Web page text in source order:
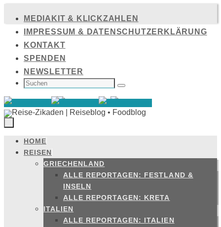
Inhalt
springen
MEDIAKIT & KLICKZAHLEN
IMPRESSUM & DATENSCHUTZERKLÄRUNG
KONTAKT
SPENDEN
NEWSLETTER
SUCHEN
NACH: Suchen
Zum
Inhalt
springen
HOME
REISEN
GRIECHENLAND
ALLE REPORTAGEN: FESTLAND &
INSELN
ALLE REPORTAGEN: KRETA
ITALIEN
ALLE REPORTAGEN: ITALIEN